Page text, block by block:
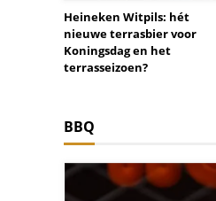
Heineken Witpils: hét
nieuwe terrasbier voor
Koningsdag en het
terrasseizoen?
BBQ